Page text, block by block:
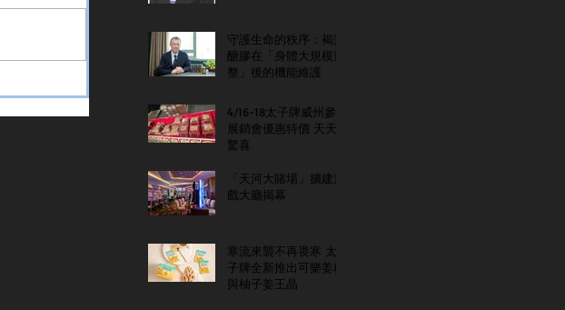
守護生命的秩序：褐藻
醣膠在「身體大規模重
整」後的機能維護
4/16-18太子牌威州參
展銷會優惠特價 天天
驚喜
「天河大賭場」擴建遊
戲大廳揭幕
寒流來襲不再畏寒 太
子牌全新推出可樂姜糖
與柚子姜王晶